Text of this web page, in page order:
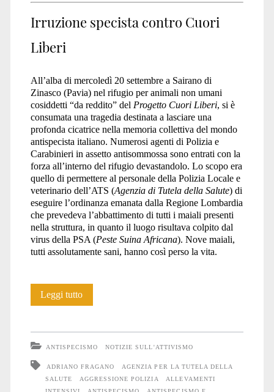
Irruzione specista contro Cuori
Liberi
All’alba di mercoledì 20 settembre a Sairano di
Zinasco (Pavia) nel rifugio per animali non umani
cosiddetti “da reddito” del Progetto Cuori Liberi, si è
consumata una tragedia destinata a lasciare una
profonda cicatrice nella memoria collettiva del mondo
antispecista italiano. Numerosi agenti di Polizia e
Carabinieri in assetto antisommossa sono entrati con la
forza all’interno del rifugio devastandolo. Lo scopo era
quello di permettere al personale della Polizia Locale e
veterinario dell’ATS (Agenzia di Tutela della Salute) di
eseguire l’ordinanza emanata dalla Regione Lombardia
che prevedeva l’abbattimento di tutti i maiali presenti
nella struttura, in quanto il luogo risultava colpito dal
virus della PSA (Peste Suina Africana). Nove maiali,
tutti assolutamente sani, hanno così perso la vita.
Leggi tuttoIrruzione
Liberi
ANTISPECISMO NOTIZIE SULL'ATTIVISMO
ADRIANO FRAGANO
AGENZIA PER LA TUTELA DELLA
SALUTE
AGGRESSIONE POLIZIA
ALLEVAMENTI